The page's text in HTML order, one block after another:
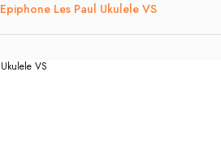
Epiphone Les Paul Ukulele VS